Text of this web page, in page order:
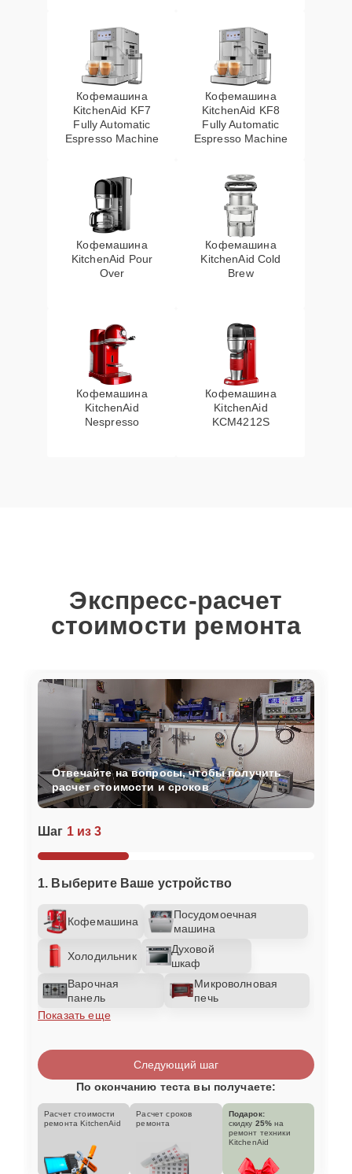
Кофемашина
KitchenAid KF7
Fully Automatic
Espresso Machine
Кофемашина
KitchenAid KF8
Fully Automatic
Espresso Machine
Кофемашина
KitchenAid Pour
Over
Кофемашина
KitchenAid Cold
Brew
Кофемашина
KitchenAid
Nespresso
Кофемашина
KitchenAid
KCM4212S
Экспресс-расчет
стоимости ремонта
Шаг 1 из 3
1. Выберите Ваше устройство
Кофемашина
Посудомоечная
машина
Холодильник
Духовой
шкаф
Варочная
панель
Микроволновая
печь
Показать еще
Отвечайте на вопросы, чтобы получить
расчет стоимости и сроков
Следующий шаг
По окончанию теста вы получаете:
Расчет стоимости
ремонта KitchenAid
Расчет сроков
ремонта
Подарок:
скидку 25% на
ремонт техники
KitchenAid